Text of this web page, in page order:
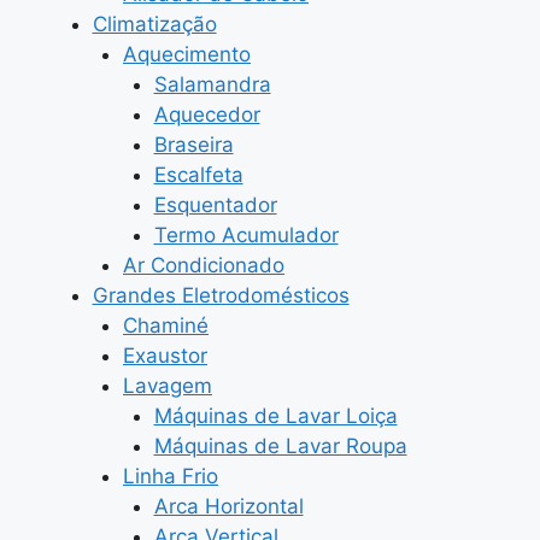
Climatização
Aquecimento
Salamandra
Aquecedor
Braseira
Escalfeta
Esquentador
Termo Acumulador
Ar Condicionado
Grandes Eletrodomésticos
Chaminé
Exaustor
Lavagem
Máquinas de Lavar Loiça
Máquinas de Lavar Roupa
Linha Frio
Arca Horizontal